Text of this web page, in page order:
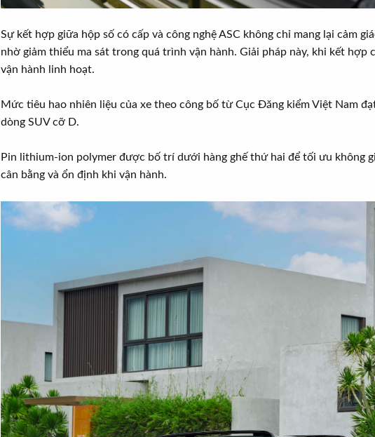
Sự kết hợp giữa hộp số có cấp và công nghệ ASC không chỉ mang lại cảm
nhờ giảm thiểu ma sát trong quá trình vận hành. Giải pháp này, khi kết hợp
vận hành linh hoạt.
Mức tiêu hao nhiên liệu của xe theo công bố từ Cục Đăng kiểm Việt Nam
dòng SUV cỡ D.
Pin lithium-ion polymer được bố trí dưới hàng ghế thứ hai để tối ưu không
cân bằng và ổn định khi vận hành.